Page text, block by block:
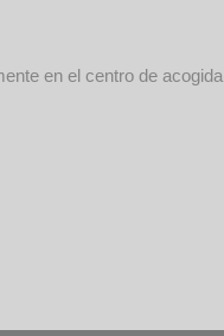
en el centro de acogida